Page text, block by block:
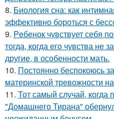
8. Биология сна: как
эффективно бороться с
9. Peбенок чувствует себя
тогда, когда его чувства не
другие, в особенности мать.
10. Постоянно беспокоюсь
материнской тревожности
11. Тот самый случай, когда
"Домашнего Тирана"